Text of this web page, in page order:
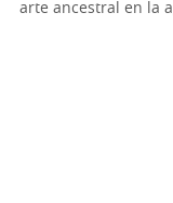
arte ancestral en la